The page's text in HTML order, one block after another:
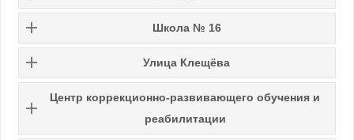
Школа № 16
Улица Клещёва
Центр коррекционно-развивающего обучения и
реабилитации